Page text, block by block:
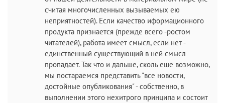
считая многочисленных вызываемых ею
неприятностей). Если качество иформационного
продукта признается (прежде всего -ростом
читателей), работа имеет смысл, если нет -
единственный существующий в ней смысл
пропадает. Так что и дальше, сколь еще возможно,
мы постараемся представить "все новости,
достойные опубликования" - собственно, в
выполнении этого нехитрого принципа и состоит